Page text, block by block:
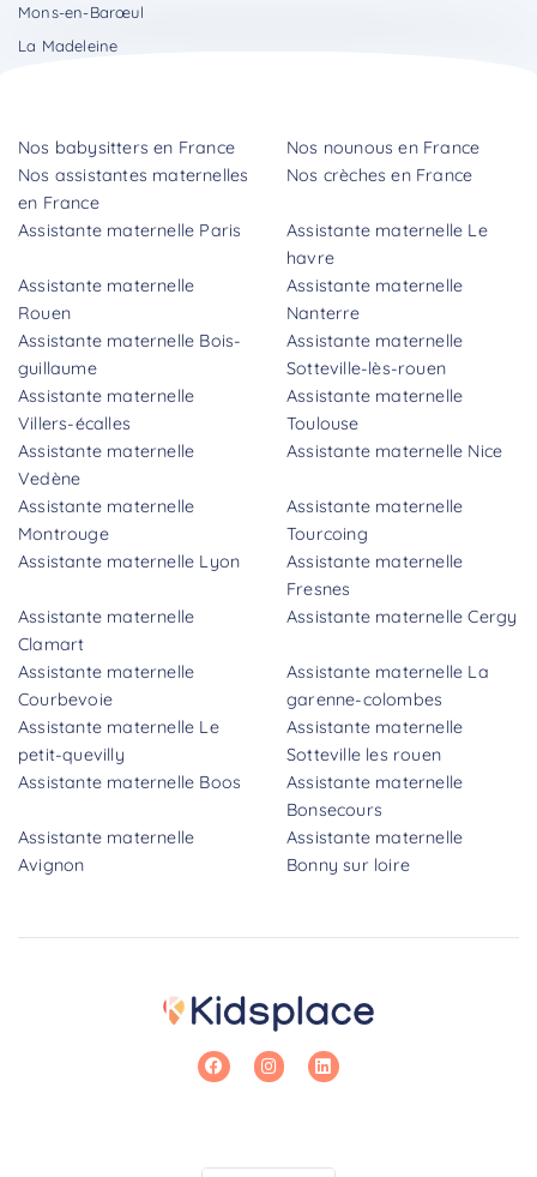
Mons-en-Barœul
La Madeleine
Nos babysitters en France
Nos nounous en France
Nos assistantes maternelles
en France
Nos crèches en France
Assistante maternelle Paris
Assistante maternelle Le
havre
Assistante maternelle
Rouen
Assistante maternelle
Nanterre
Assistante maternelle Bois-
guillaume
Assistante maternelle
Sotteville-lès-rouen
Assistante maternelle
Villers-écalles
Assistante maternelle
Toulouse
Assistante maternelle
Vedène
Assistante maternelle Nice
Assistante maternelle
Montrouge
Assistante maternelle
Tourcoing
Assistante maternelle Lyon
Assistante maternelle
Fresnes
Assistante maternelle
Clamart
Assistante maternelle Cergy
Assistante maternelle
Courbevoie
Assistante maternelle La
garenne-colombes
Assistante maternelle Le
petit-quevilly
Assistante maternelle
Sotteville les rouen
Assistante maternelle Boos
Assistante maternelle
Bonsecours
Assistante maternelle
Avignon
Assistante maternelle
Bonny sur loire